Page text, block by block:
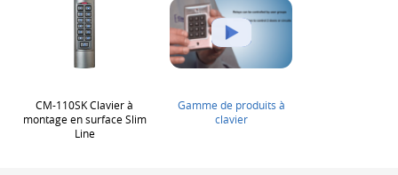
CM-110SK Clavier à
montage en surface Slim
Line
Gamme de produits à
clavier